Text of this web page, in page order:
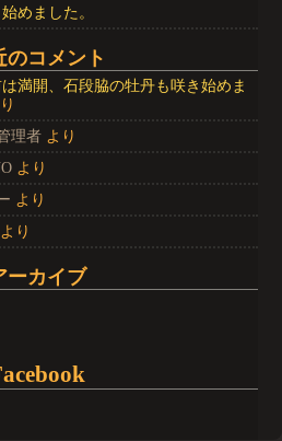
めました。
のコメント
満開、石段脇の牡丹も咲き始めま
理者 より
より
より
より
ーカイブ